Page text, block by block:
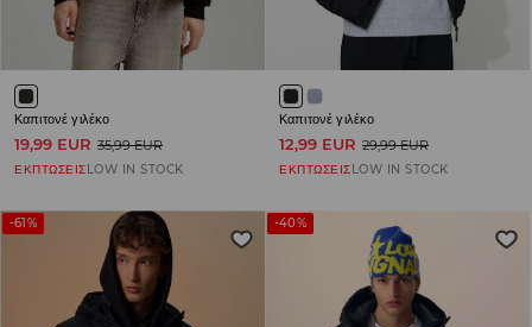
Καπιτονέ γιλέκο
19,99 EUR 35,99 EUR
ΕΚΠΤΩΣΕΙΣLOW IN STOCK
Καπιτονέ γιλέκο
12,99 EUR 29,99 EUR
ΕΚΠΤΩΣΕΙΣLOW IN STOCK
-61% -40%